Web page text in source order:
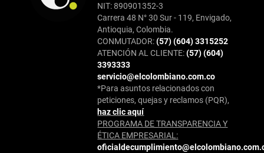
NIT: 890901352-3
Carrera 48 N° 30 Sur - 119, Envigado,
Antioquia, Colombia.
CONMUTADOR:(57) (604) 3315252
ATENCIÓN AL CLIENTE:(57) (604)
3393333
servicio@elcolombiano.com.co
*Para asuntos relacionados con
peticiones, quejas y reclamos (PQR),
haz clic aquí
PROGRAMA DE TRANSPARENCIA Y
ÉTICA EMPRESARIAL: